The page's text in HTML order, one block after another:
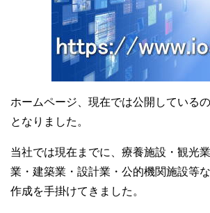
ホームページ、現在では公開している
となりました。
当社では現在までに、療養施設・観光
業・建築業・設計業・公的機関施設等
作成を手掛けてきました。